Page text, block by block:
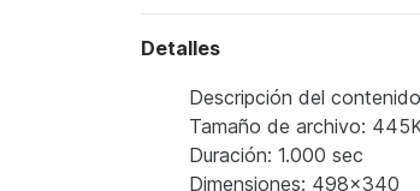
Detalles
Descripción del
Tamaño de archivo:
Duración: 1.000 sec
Dimensiones: 498x340